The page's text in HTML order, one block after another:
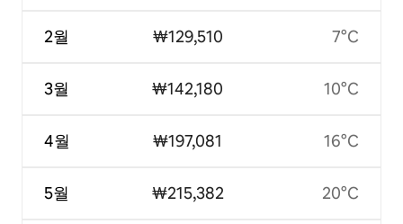
2월
3월
4월
5월
₩129,510
₩142,180
₩197,081
₩215,382
7°C
10°C
16°C
20°C